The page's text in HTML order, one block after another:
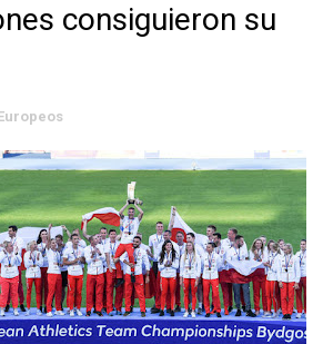
fin al reinado por parejas de
Gable y Baron Corbin en
Suiza) - Charlie Aldridge y
consiguieron su